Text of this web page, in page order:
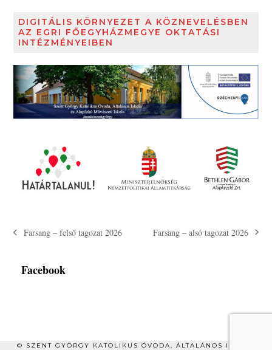
DIGITÁLIS KÖRNYEZET A KÖZNEVELÉSBEN
AZ EGRI FŐEGYHÁZMEGYE OKTATÁSI
INTÉZMÉNYEIBEN
previous
Farsang – felső tagozat 2026
next
Farsang – alsó tagozat 2026
Facebook
© SZENT GYÖRGY KATOLIKUS ÓVODA, ÁLTALÁNOS ISKOLA